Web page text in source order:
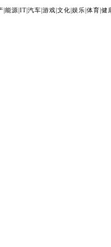
能源 IT| 汽车 游戏 文化 娱乐 体育 健